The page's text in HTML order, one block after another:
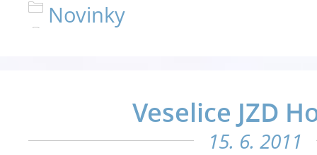
Novinky
Veselice JZD
15. 6. 2011